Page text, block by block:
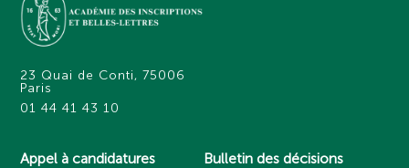
23 Quai de Conti, 75006
Paris
01 44 41 43 10
Appel à candidatures Bulletin des décisions